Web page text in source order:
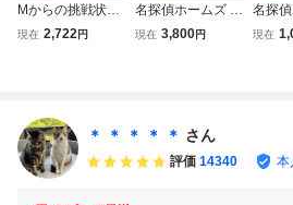
Mからの挑戦状
名探偵ホームズ
現在 2,722円
名探偵ホームズ M
からの挑戦状 ファ
ファミリーコンピ
現在 3,800円
名探
からの
現在
＊ ＊ ＊ ＊ ＊ さん
評価 14340 本